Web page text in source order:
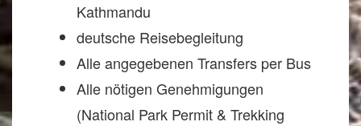
Kathmandu
deutsche Reisebegleitung
Alle angegebenen Transfers per Bus
Alle nötigen Genehmigungen
(National Park Permit & Trekking